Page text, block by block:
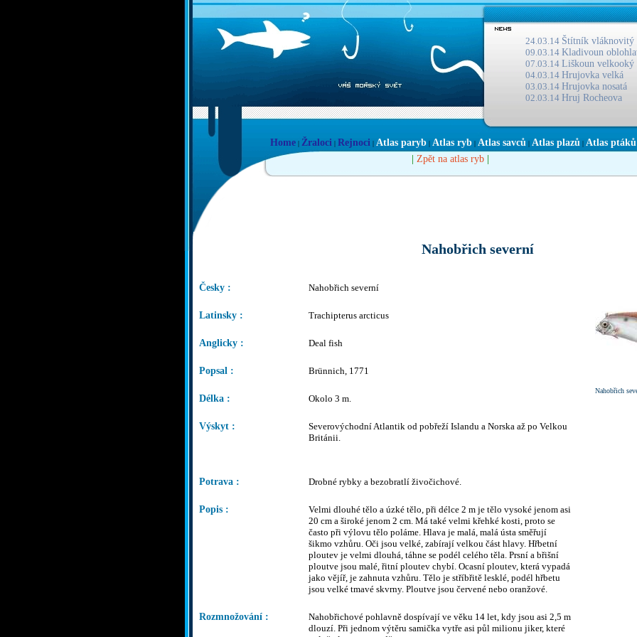
24.03.14 Štítník vláknovitý
09.03.14 Kladivoun
07.03.14 Liškoun velkooký
04.03.14 Hrujovka velká
03.03.14 Hrujovka nosatá
02.03.14 Hruj Rocheova
Home | Žraloci | Rejnoci | Atlas paryb | Atlas ryb | Atlas savců | Atlas plazů | Atlas ptáků
| Zpět na atlas ryb |
Nahobřich severní
Nahobřich
Česky : Nahobřich severní
Latinsky : Trachipterus arcticus
Anglicky : Deal fish
Popsal : Brünnich, 1771
Délka : Okolo 3 m.
Výskyt :
Severovýchodní Atlantik od pobřeží Islandu a Norska až po Velkou
Británii.
Potrava : Drobné rybky a bezobratlí živočichové.
Popis :
Velmi dlouhé tělo a úzké tělo, při délce 2 m je tělo vysoké jenom asi
20 cm a široké jenom 2 cm. Má také velmi křehké kosti, proto se
často při výlovu tělo poláme. Hlava je malá, malá ústa směřují
šikmo vzhůru. Oči jsou velké, zabírají velkou část hlavy. Hřbetní
ploutev je velmi dlouhá, táhne se podél celého těla. Prsní a břišní
ploutve jsou malé, řitní ploutev chybí. Ocasní ploutev, která vypadá
jako vějíř, je zahnuta vzhůru. Tělo je stříbřitě lesklé, podél hřbetu
jsou velké tmavé skvrny. Ploutve jsou červené nebo oranžové.
Rozmnožování :
Nahobřichové pohlavně dospívají ve věku 14 let, kdy jsou asi 2,5 m
dlouzí. Při jednom výtěru samička vytře asi půl milionu jiker, které